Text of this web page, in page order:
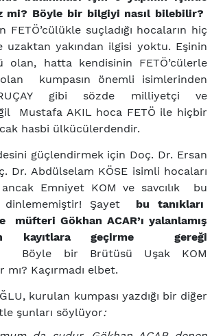
mi? Böyle bir bilgiyi nasıl bilebilir?
FETÖ’cülükle suçladığı hocaların hiç
uzaktan yakından ilgisi yoktu. Eşinin
olan, hatta kendisinin FETÖ’cülerle
kumpasın önemli isimlerinden
gibi sözde milliyetçi ve
Mustafa AKIL hoca FETÖ ile hiçbir
hasbi ülkücülerdendir.
güçlendirmek için Doç. Dr. Ersan
Dr. Abdülselam KÖSE isimli hocaları
Emniyet KOM ve savcılık bu
Şayet bu tanıkları
Gökhan ACAR’ı yalanlamış
kayıtlara geçirme gereği
Böyle bir Brütüsü Uşak KOM
mı? Kaçırmadı elbet.
kurulan kumpası yazdığı bir diğer
şunları söylüyor: